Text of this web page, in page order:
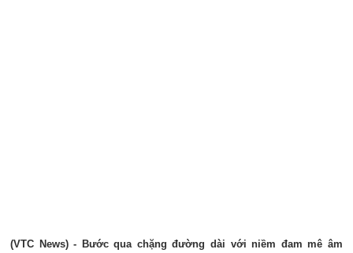
(VTC News) - Bước qua chặng đường dài với niềm đam mê âm